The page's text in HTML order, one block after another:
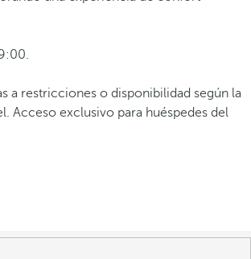
a restricciones o disponibilidad según la
Acceso exclusivo para huéspedes del